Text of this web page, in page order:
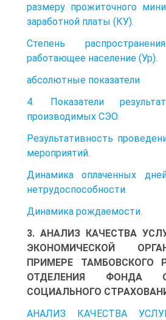
размеру прожиточного
заработной платы (КУ).
Степень
работающее население (Ур).
абсолютные показатели
4. Показатели
производимых СЭО.
Результативность
мероприятий.
Динамика оплаченных
нетрудоспособности.
Динамика рождаемости.
3. АНАЛИЗ КАЧЕСТВА
ЭКОНОМИЧЕСКОЙ
ПРИМЕРЕ ТАМБОВСКОГО
ОТДЕЛЕНИЯ ФОНДА
СОЦИАЛЬНОГО
АНАЛИЗ КАЧЕСТВА